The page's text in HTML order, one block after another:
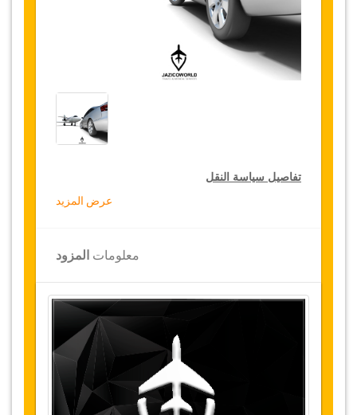
تفاصيل سياسة النقل
على النقل في جميع أنحاء تركيا ولمدة 12 شهرا،
للحصول على الخصم الخاص بك على النقل، انقر على
زر "الذهاب إلى تفاصيل الخصم" الموجود أعلاه.
التغييرات على الحجوزات قد تكون ممكنة إذا تم
الإشعار في الوقت المناسب. يرجى الاتصال بنا
للحصول على مزيد من المعلومات.
عرض المزيد
معلومات المزود